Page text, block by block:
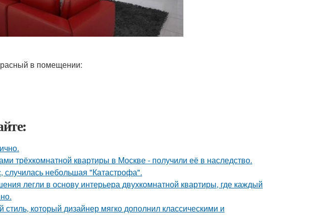
в помещении:
трёхкомнатной квартиры в Москве - получили её в наследство.
случилась небольшая "Катастрофа".
легли в основу интерьера двухкомнатной квартиры, где каждый
который дизайнер мягко дополнил классическими и